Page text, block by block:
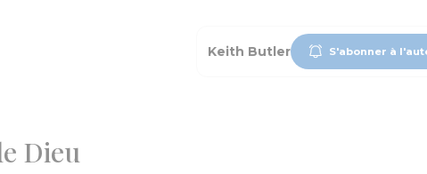
Keith Butler S'abonner à
Dieu